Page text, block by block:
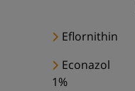
Eflornithin
Econazol
1%